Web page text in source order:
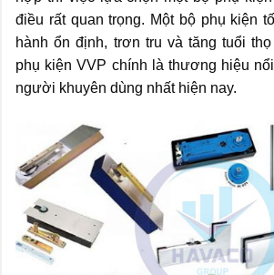
điều rất quan trọng. Một bộ phụ kiện
hành ổn định, trơn tru và tăng tuổi
phụ kiện VVP chính là thương hiệu
người khuyên dùng nhất hiện nay.